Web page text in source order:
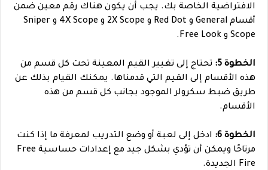
الافتراضية الخاصة بك. يجب أن يكون هناك رقم معين ضمن
أقسام General و Red Dot و 2X Scope و 4X Scope و Sniper
Scope و Free Look.
الخطوة 5:
تحتاج إلى تغيير القيم المعينة تحت كل قسم من
هذه الأقسام إلى القيم التي قدمناها. يمكنك القيام بذلك عن
طريق ضبط سكرولر الموجود بجانب كل قسم من هذه
الأقسام.
الخطوة 6:
ادخل إلى لعبة أو وضع التدريب لمعرفة ما إذا كنت
مرتاحًا ويمكن أن تؤدي بشكل جيد مع إعدادات حساسية Free
Fire الجديدة.